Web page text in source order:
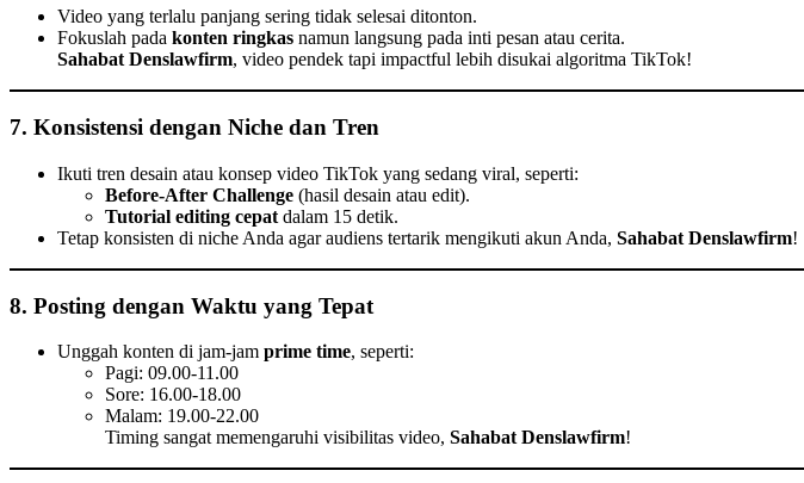
Video yang terlalu panjang sering tidak selesai ditonton.
Fokuslah pada konten ringkas namun langsung pada inti pesan atau cerita.
Sahabat Denslawfirm, video pendek tapi impactful lebih disukai algoritma TikTok!
7. Konsistensi dengan Niche dan Tren
Ikuti tren desain atau konsep video TikTok yang sedang viral, seperti:
Before-After Challenge (hasil desain atau edit).
Tutorial editing cepat dalam 15 detik.
Tetap konsisten di niche Anda agar audiens tertarik mengikuti akun Anda, Sahabat Denslawfirm!
8. Posting dengan Waktu yang Tepat
Unggah konten di jam-jam prime time, seperti:
Pagi: 09.00-11.00
Sore: 16.00-18.00
Malam: 19.00-22.00
Timing sangat memengaruhi visibilitas video, Sahabat Denslawfirm!